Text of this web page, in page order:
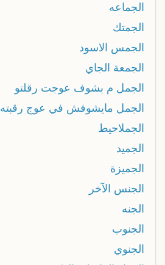
الجماعه
الجمتك
الجمس الاسود
الجمعة الجاي
الجمل م بشوف عوجت رقلتو
الجمل مايشوفش في عوج رقبته
الجملاحيط
الجميد
الجميزة
الجنس الآخر
الجنه
الجنوب
الجنوي